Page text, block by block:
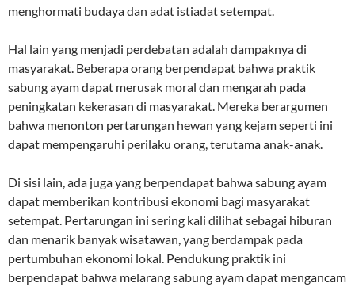
menghormati budaya dan adat istiadat setempat.
Hal lain yang menjadi perdebatan adalah dampaknya di
masyarakat. Beberapa orang berpendapat bahwa praktik
sabung ayam dapat merusak moral dan mengarah pada
peningkatan kekerasan di masyarakat. Mereka berargumen
bahwa menonton pertarungan hewan yang kejam seperti ini
dapat mempengaruhi perilaku orang, terutama anak-anak.
Di sisi lain, ada juga yang berpendapat bahwa sabung ayam
dapat memberikan kontribusi ekonomi bagi masyarakat
setempat. Pertarungan ini sering kali dilihat sebagai hiburan
dan menarik banyak wisatawan, yang berdampak pada
pertumbuhan ekonomi lokal. Pendukung praktik ini
berpendapat bahwa melarang sabung ayam dapat mengancam